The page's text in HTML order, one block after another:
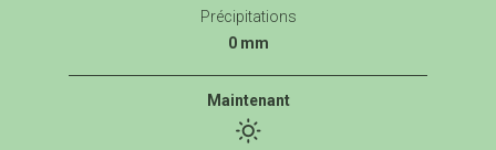
Précipitations
0 mm
Maintenant